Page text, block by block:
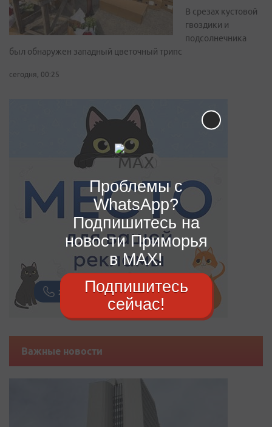
В срезах кустовой
гвоздики и
подсолнечника
был обнаружен западный цветочный трипс
сегодня, 00:25
Важные новости
Проблемы с
WhatsApp?
Подпишитесь на
новости Приморья
в MAX!
Подпишитесь
сейчас!